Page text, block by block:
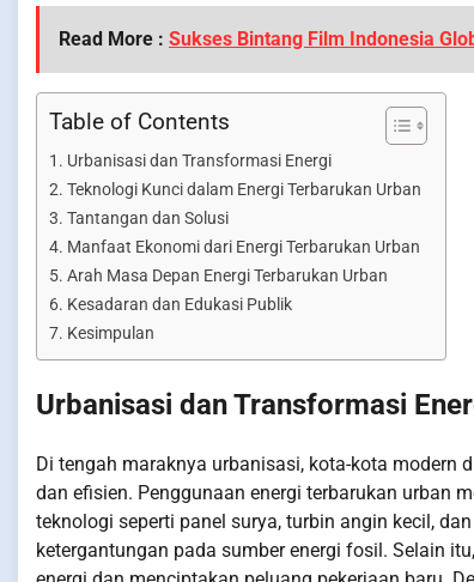
Read More : Sukses Bintang Film Indonesia
Table of Contents
Urbanisasi dan Transformasi Energi
Teknologi Kunci dalam Energi Terbarukan Urban
Tantangan dan Solusi
Manfaat Ekonomi dari Energi Terbarukan Urban
Arah Masa Depan Energi Terbarukan Urban
Kesadaran dan Edukasi Publik
Kesimpulan
Urbanisasi dan Transformasi
Di tengah maraknya urbanisasi, kota-kota modern
dan efisien. Penggunaan energi terbarukan urban
teknologi seperti panel surya, turbin angin kecil,
ketergantungan pada sumber energi fosil. Selain